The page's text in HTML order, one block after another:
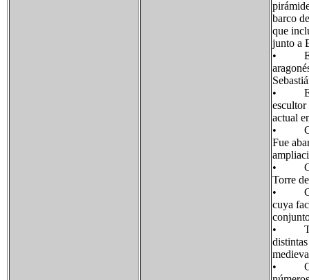
barco
que
junto a
•
•
actual
•
Fue
•
Torre
• Casa
cuya
• Torre
•